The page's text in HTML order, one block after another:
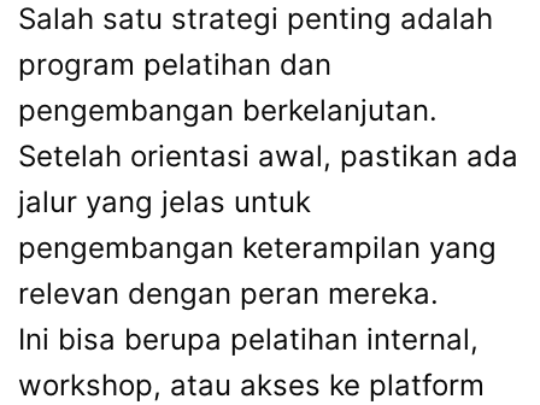
Salah satu strategi penting adalah
program pelatihan dan
pengembangan berkelanjutan.
Setelah orientasi awal, pastikan ada
jalur yang jelas untuk
pengembangan keterampilan yang
relevan dengan peran mereka.
Ini bisa berupa pelatihan internal,
workshop, atau akses ke platform